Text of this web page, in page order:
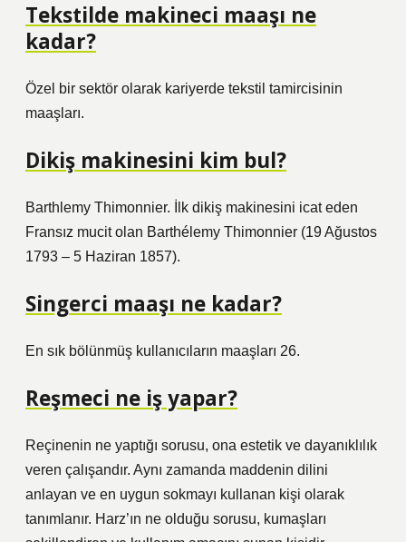
Tekstilde makineci maaşı ne
kadar?
Özel bir sektör olarak kariyerde tekstil tamircisinin
maaşları.
Dikiş makinesini kim bul?
Barthlemy Thimonnier. İlk dikiş makinesini icat eden
Fransız mucit olan Barthélemy Thimonnier (19 Ağustos
1793 – 5 Haziran 1857).
Singerci maaşı ne kadar?
En sık bölünmüş kullanıcıların maaşları 26.
Reşmeci ne iş yapar?
Reçinenin ne yaptığı sorusu, ona estetik ve dayanıklılık
veren çalışandır. Aynı zamanda maddenin dilini
anlayan ve en uygun sokmayı kullanan kişi olarak
tanımlanır. Harz’ın ne olduğu sorusu, kumaşları